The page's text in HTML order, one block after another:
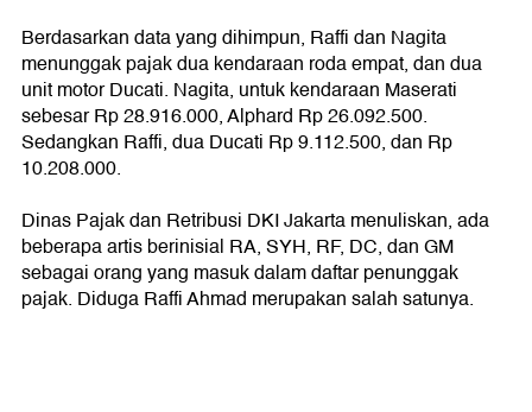
Berdasarkan data yang dihimpun, Raffi dan Nagita
menunggak pajak dua kendaraan roda empat, dan dua
unit motor Ducati. Nagita, untuk kendaraan Maserati
sebesar Rp 28.916.000, Alphard Rp 26.092.500.
Sedangkan Raffi, dua Ducati Rp 9.112.500, dan Rp
10.208.000.
Dinas Pajak dan Retribusi DKI Jakarta menuliskan, ada
beberapa artis berinisial RA, SYH, RF, DC, dan GM
sebagai orang yang masuk dalam daftar penunggak
pajak. Diduga Raffi Ahmad merupakan salah satunya.